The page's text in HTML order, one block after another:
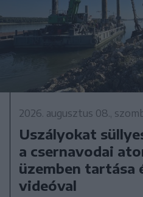
2026. augusztus 08.,
Uszályokat
a csernavodai
üzemben tartása
videóval